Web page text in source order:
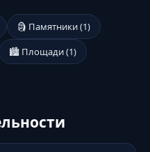
🗿 Памятники (1)
🏙️ Площади (1)